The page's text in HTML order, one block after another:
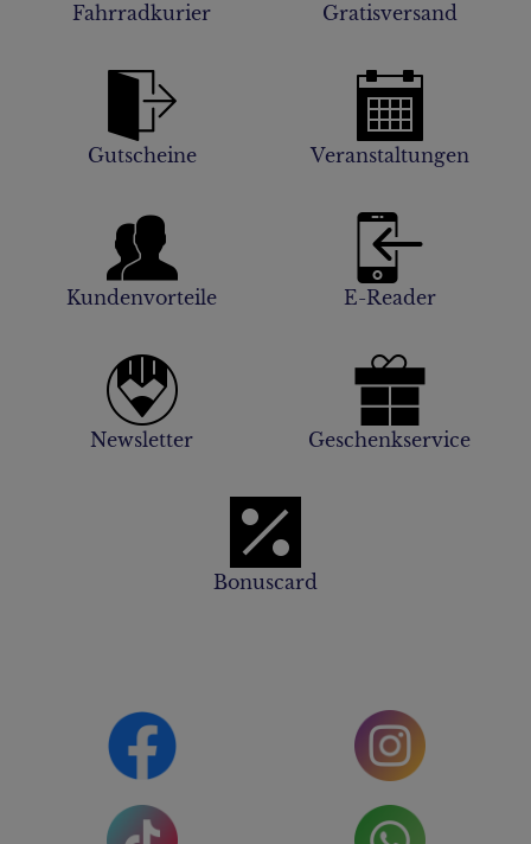
Fahrradkurier Gratisversand
Gutscheine Veranstaltungen
Kundenvorteile E-Reader
Newsletter Geschenkservice
Bonuscard